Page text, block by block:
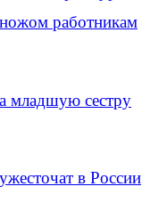
работникам
младшую сестру
в России